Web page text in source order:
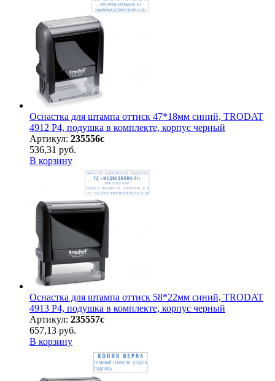
Оснастка для штампа оттиск 47*18мм синий, TRODAT
4912 P4, подушка в комплекте, корпус черный
Артикул: 235556с
536,31 руб.
В корзину
Оснастка для штампа оттиск 58*22мм синий, TRODAT
4913 P4, подушка в комплекте, корпус черный
Артикул: 235557с
657,13 руб.
В корзину